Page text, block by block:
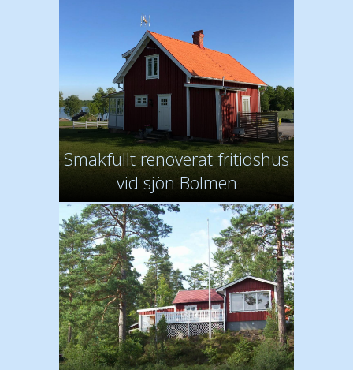
Smakfullt renoverat fritidshus
vid sjön Bolmen